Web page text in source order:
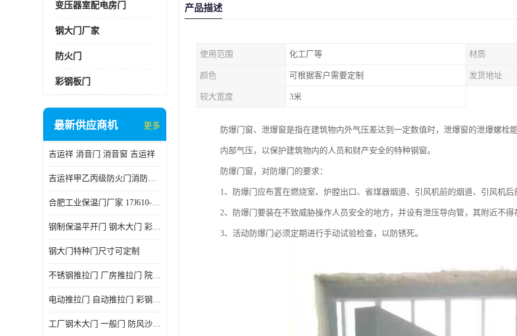
变压器室配电房门
钢大门厂家
防火门
彩钢板门
最新供应商机 更多
吉运祥 消音门 消音窗 吉运祥
吉运祥甲乙丙级防火门消防门一门一证
合肥工业保温门厂家 17J610-1保温门
钢制保温平开门 钢木大门 彩钢复合板门
钢大门特种门尺寸可定制
不锈钢推拉门 厂房推拉门 院墙推拉门 工业电动推拉门
电动推拉门 自动推拉门 彩钢板推拉门 夹芯板推拉门
工厂钢木大门 一般门 防风沙 风砂）门 防严寒门
产品描述
使用范围 化工厂等 材质
颜色 可根据客户需要定制 发货地址
较大宽度 3米
防爆门窗、泄爆窗是指在建筑物内外气压差达到一定数值时，泄爆窗的泄爆螺栓
内部气压，以保护建筑物内的人员和财产安全的特种钢窗。
防爆门窗，对防爆门的要求：
1、防爆门应布置在燃烧室、炉膛出口、省煤器烟道、引风机前的烟道、引风机后
2、防爆门要装在不致威胁操作人员安全的地方，并设有泄压导向管，其附近不得
3、活动防爆门必须定期进行手动试验检查，以防锈死。